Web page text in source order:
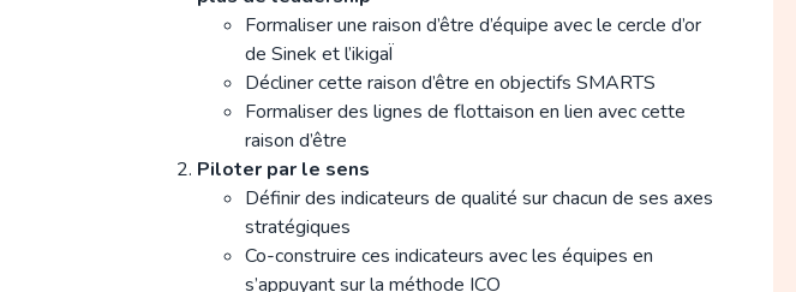
Formaliser une raison d’être d’équipe avec le cercle d’or
de Sinek et l’ikigaÏ
Décliner cette raison d’être en objectifs SMARTS
Formaliser des lignes de flottaison en lien avec cette
raison d’être
Piloter par le sens
Définir des indicateurs de qualité sur chacun de ses axes
stratégiques
Co-construire ces indicateurs avec les équipes en
s’appuyant sur la méthode ICO